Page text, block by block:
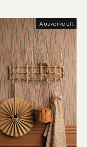
Ausverkauft